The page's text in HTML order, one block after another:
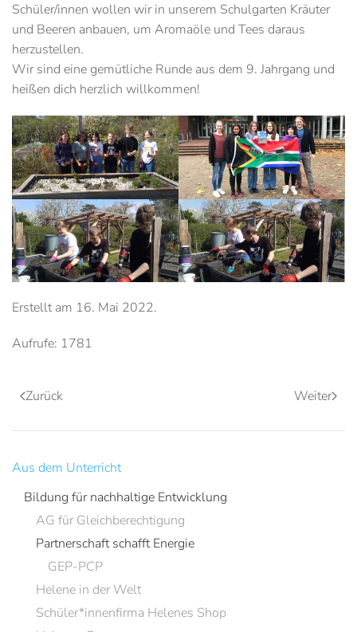
Schüler/innen wollen wir in unserem Schulgarten Kräuter
und Beeren anbauen, um Aromaöle und Tees daraus
herzustellen.
Wir sind eine gemütliche Runde aus dem 9. Jahrgang und
heißen dich herzlich willkommen!
Erstellt am 16. Mai 2022.
Aufrufe: 1781
Zurück Weiter
Aus dem Unterricht
Bildung für nachhaltige Entwicklung
AG für Gleichberechtigung
Partnerschaft schafft Energie
GEP-PCP
Helene in der Welt
Schüler*innenfirma Helenes Shop